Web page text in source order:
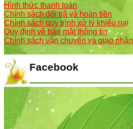
Hình thức thanh toán
Chính sách đổi trả và hoàn tiền
Chính sách quy trình xử lý khiếu nại
Quy định về bảo mật thông tin
Chính sách vận chuyển và giao nhận
Facebook